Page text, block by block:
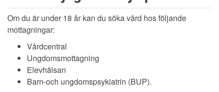
Om du är under 18 år kan du söka vård hos följande
mottagningar:
Vårdcentral
Ungdomsmottagning
Elevhälsan
Barn-och ungdomspsykiatrin (BUP).